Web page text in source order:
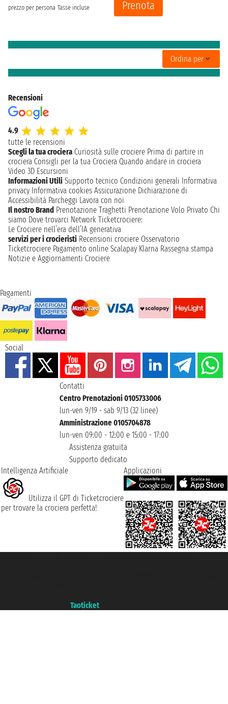
prezzo per persona Tasse incluse Prenota
Ordina per
Recensioni
4.9
tutte le recensioni
Scegli la tua crociera Curiosità sulle crociere Prima di partire in
crociera Consigli per la tua Crociera Quando andare in crociera
Video 3D Escursioni
Informazioni Utili Supporto tecnico Condizioni generali Informativa
privacy Informativa cookies Assicurazione Dichiarazione di
Accessibilità Parcheggi Lavora con noi
Il nostro Brand Prenotazione Traghetti Prenotazione Volo Privato Chi
siamo Dove trovarci Network Ticketcrociere:
Le Crociere nell’era dell’IA generativa
servizi per i crocieristi Recensioni crociere Osservatorio
Ticketcrociere Pagamento online Scalapay Klarna Rassegna stampa
Notizie e Aggiornamenti Crociere
Pagamenti
Social
Contatti
Centro Prenotazioni 0105733006
lun-ven 9/19 - sab 9/13 (32 linee)
Amministrazione 0105704878
lun-ven 09:00 - 12:00 e 15:00 - 17:00
Assistenza gratuita
Supporto dedicato
Intelligenza Artificiale
Utilizza il GPT di Ticketcrociere
per trovare la crociera perfetta!
Applicazioni
Taoticket